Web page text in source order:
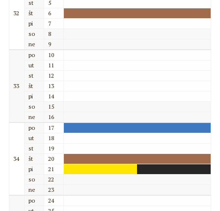
32
st
5
št
6
pi
7
so
8
ne
9
33
po
10
ut
11
st
12
št
13
pi
14
so
15
ne
16
34
po
17
ut
18
st
19
št
20
pi
21
so
22
ne
23
po
24